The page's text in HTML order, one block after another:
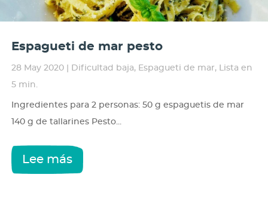
Espagueti de mar pesto
28 May 2020 Dificultad baja, Espagueti de mar,
Lista en
5 min.
Ingredientes para 2 personas: 50 g espaguetis de mar
140 g de tallarines Pesto...
Lee más